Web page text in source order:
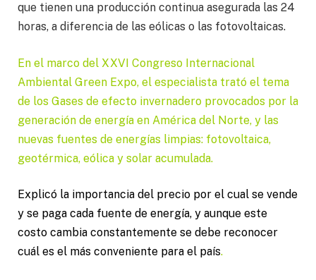
que tienen una producción continua asegurada las 24
horas, a diferencia de las eólicas o las fotovoltaicas.
En el marco del XXVI Congreso Internacional
Ambiental Green Expo, el especialista trató el tema
de los Gases de efecto invernadero provocados por la
generación de energía en América del Norte, y las
nuevas fuentes de energías limpias: fotovoltaica,
geotérmica, eólica y solar acumulada.
Explicó la importancia del precio por el cual se vende
y se paga cada fuente de energía, y aunque este
costo cambia constantemente se debe reconocer
cuál es el más conveniente para el país.